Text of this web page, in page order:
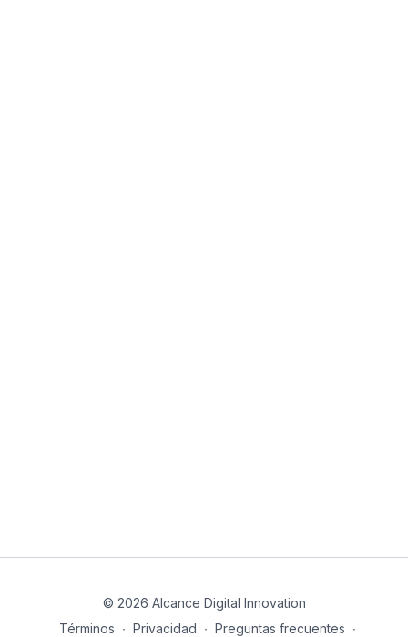
© 2026 Alcance Digital Innovation
Términos ∙ Privacidad ∙ Preguntas frecuentes ∙